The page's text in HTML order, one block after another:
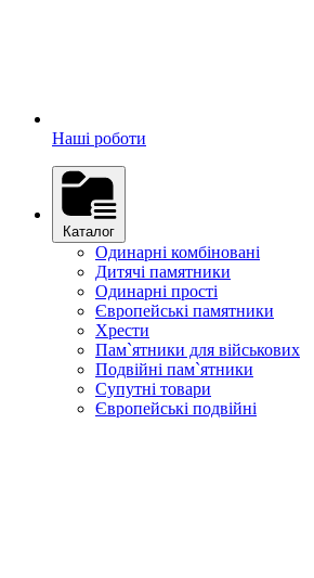
Наші роботи
Каталог
Одинарні комбіновані
Дитячі памятники
Одинарні прості
Європейські памятники
Хрести
Пам`ятники для військових
Подвійні пам`ятники
Супутні товари
Європейські подвійні